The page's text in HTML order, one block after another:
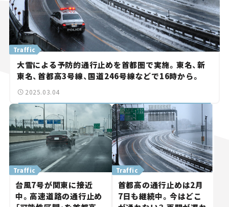
Traffic
大雪による予防的通行止めを首都圏で実施。東名、新
東名、首都高3号線、国道246号線などで16時から。
2025.03.04
Traffic
台風7号が関東に接近
中。高速道路の通行止め
Traffic
首都高の通行止めは2月
7日も継続中。今はどこ